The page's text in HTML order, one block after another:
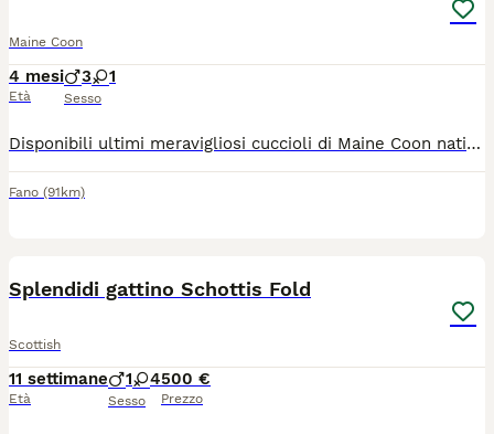
Maine Coon
4 mesi
Età
3 1
Sesso
Disponibili ultimi meravigliosi cuccioli di Maine Coon nati il 06.04.2026, cresciuti in ambiente domestico con amore ed attenzione. Cuccioli molto socievoli abituati al contatto umano ed alla vita in famiglia. Saranno ceduti al compimento del terzo mese di età con le previste vaccinazioni effettuate, sverminazione, con microchip e libretto sanitario. Genitori con ecocardio regolare e test Fil/Felv negativi. Papà di taglia molto grande con struttura importante e mamma dal carattere dolcissimo, molto equilibrata ed affettuosa. Per ulteriori info, foto e video - contatto Whatsapp 3454323981
Fano (91km)
Splendidi gattino Schottis Fold
Scottish
11 settimane
Età
1 4
Sesso
500 €
Prezzo